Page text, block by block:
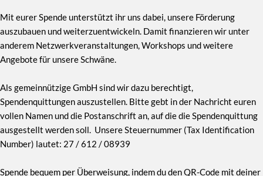
Mit eurer Spende unterstützt ihr uns dabei, unsere Förderung
auszubauen und weiterzuentwickeln. Damit finanzieren wir unter
anderem Netzwerkveranstaltungen, Workshops und weitere
Angebote für unsere Schwäne.
Als gemeinnützige GmbH sind wir dazu berechtigt,
Spendenquittungen auszustellen. Bitte gebt in der Nachricht euren
vollen Namen und die Postanschrift an, auf die die Spendenquittung
ausgestellt werden soll. Unsere Steuernummer (Tax Identification
Number) lautet: 27 / 612 / 08939
Spende bequem per Überweisung, indem du den QR-Code mit deiner